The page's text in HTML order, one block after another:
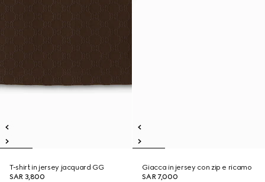
T-shirt in jersey jacquard GG
SAR 3,800
Giacca in jersey con zip e ricamo
SAR 7,000